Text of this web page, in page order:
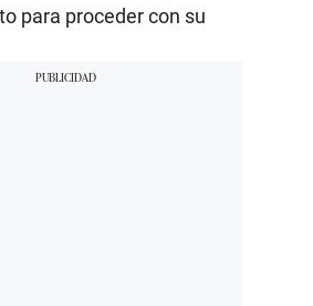
para proceder con su